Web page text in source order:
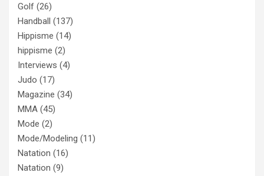
Golf (26)
Handball (137)
Hippisme (14)
hippisme (2)
Interviews (4)
Judo (17)
Magazine (34)
MMA (45)
Mode (2)
Mode/Modeling (11)
Natation (16)
Natation (9)